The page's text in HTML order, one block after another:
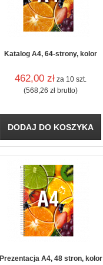
Katalog A4, 64-strony, kolor
462,00 zł za 10 szt.
(568,26 zł brutto)
DODAJ DO KOSZYKA
Prezentacja A4, 48 stron, kolor